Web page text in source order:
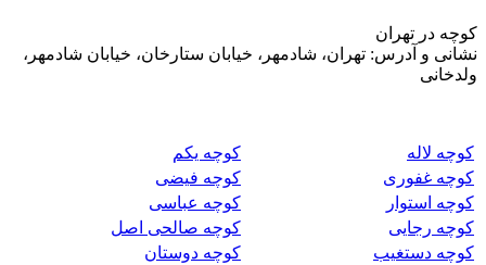
کوچه در تهران
نشانی و آدرس: تهران، شادمهر، خیابان ستارخان، خیابان شادمهر،
ولدخانی
کوچه لاله
کوچه یکم
کوچه غفوری
کوچه فیضی
کوچه استوار
کوچه عباسی
کوچه رجایی
کوچه صالحی اصل
کوچه دستغیب
کوچه دوستان